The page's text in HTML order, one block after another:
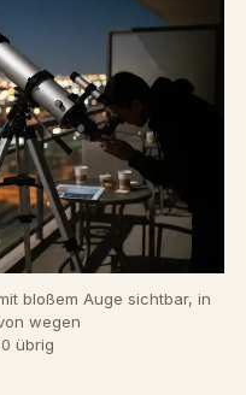
bloßem Auge sichtbar, in
wegen
übrig